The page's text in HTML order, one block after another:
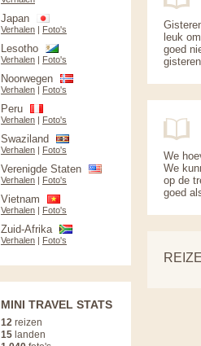
leuk
goed
We
We
op de
goed
Japan
Verhalen | Foto's
Lesotho
Verhalen | Foto's
Noorwegen
Verhalen | Foto's
Peru
Verhalen | Foto's
Swaziland
Verhalen | Foto's
Verenigde Staten
Verhalen | Foto's
Vietnam
Verhalen | Foto's
Zuid-Afrika
Verhalen | Foto's
MINI TRAVEL STATS
12 reizen
15 landen